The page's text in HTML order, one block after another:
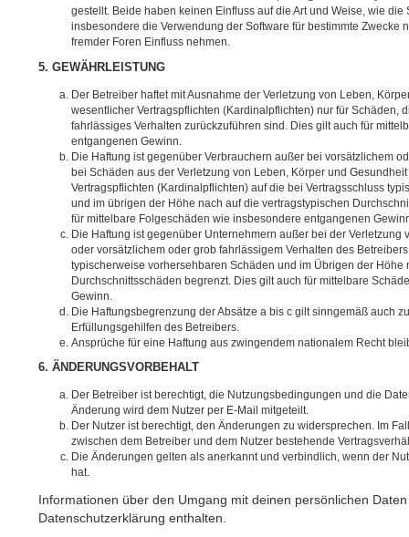
gestellt. Beide haben keinen Einfluss auf die Art und Weise, wie
insbesondere die Verwendung der Software für bestimmte Zwecke
fremder Foren Einfluss nehmen.
5. GEWÄHRLEISTUNG
Der Betreiber haftet mit Ausnahme der Verletzung von Leben,
wesentlicher Vertragspflichten (Kardinalpflichten) nur für Schäden,
fahrlässiges Verhalten zurückzuführen sind. Dies gilt auch für
entgangenen Gewinn.
Die Haftung ist gegenüber Verbrauchern außer bei vorsätzlichem
bei Schäden aus der Verletzung von Leben, Körper und
Vertragspflichten (Kardinalpflichten) auf die bei Vertragsschluss
und im übrigen der Höhe nach auf die vertragstypischen
für mittelbare Folgeschäden wie insbesondere entgangenen
Die Haftung ist gegenüber Unternehmern außer bei der Verletzung
oder vorsätzlichem oder grob fahrlässigem Verhalten des
typischerweise vorhersehbaren Schäden und im Übrigen der Höhe
Durchschnittsschäden begrenzt. Dies gilt auch für mittelbare
Gewinn.
Die Haftungsbegrenzung der Absätze a bis c gilt sinngemäß auch
Erfüllungsgehilfen des Betreibers.
Ansprüche für eine Haftung aus zwingendem nationalem Recht
6. ÄNDERUNGSVORBEHALT
Der Betreiber ist berechtigt, die Nutzungsbedingungen und die
Änderung wird dem Nutzer per E-Mail mitgeteilt.
Der Nutzer ist berechtigt, den Änderungen zu widersprechen. Im
zwischen dem Betreiber und dem Nutzer bestehende
Die Änderungen gelten als anerkannt und verbindlich, wenn der
hat.
Informationen über den Umgang mit deinen persönlichen
Datenschutzerklärung enthalten.